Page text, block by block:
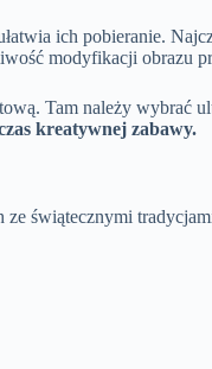
ich pobieranie.
modyfikacji obrazu
Tam należy wybrać
kreatywnej zabawy.
świątecznymi